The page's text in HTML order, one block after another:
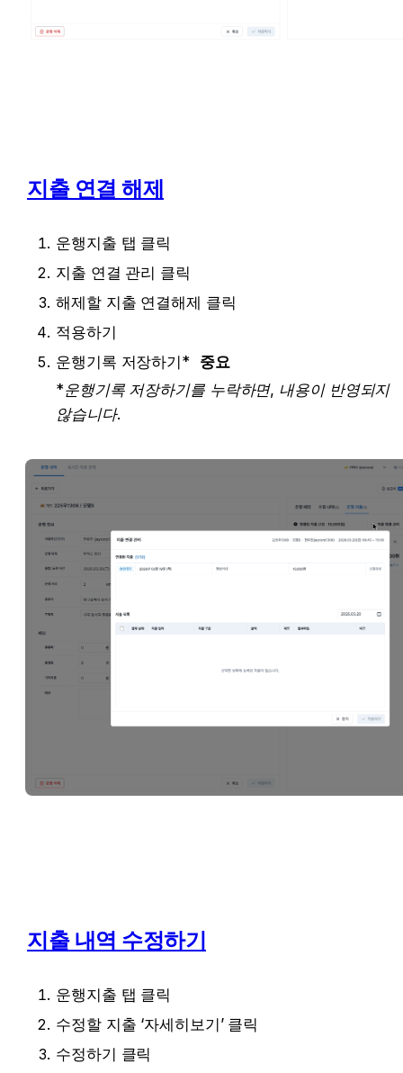
지출 연결 해제
운행지출 탭 클릭
지출 연결 관리 클릭
해제할 지출 연결해제 클릭
적용하기
운행기록 저장하기*
중요
*운행기록 저장하기를 누락하면, 내용이 반영되지
않습니다.
지출 내역 수정하기
운행지출 탭 클릭
수정할 지출 ‘자세히보기’ 클릭
수정하기 클릭